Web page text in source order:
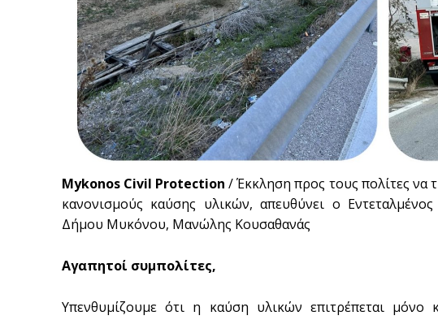
Mykonos Civil Protection / Έκκληση προς τους πολίτες να
κανονισμούς καύσης υλικών, απευθύνει ο
Δήμου Μυκόνου, Μανώλης Κουσαθανάς
Αγαπητοί συμπολίτες,
Υπενθυμίζουμε ότι η καύση υλικών επιτρέπεται μόνο